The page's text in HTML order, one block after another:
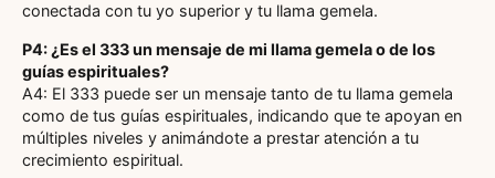
conectada con tu yo superior y tu llama gemela.
P4: ¿Es el 333 un mensaje de mi llama gemela o de los
guías espirituales?
A4: El 333 puede ser un mensaje tanto de tu llama gemela
como de tus guías espirituales, indicando que te apoyan en
múltiples niveles y animándote a prestar atención a tu
crecimiento espiritual.